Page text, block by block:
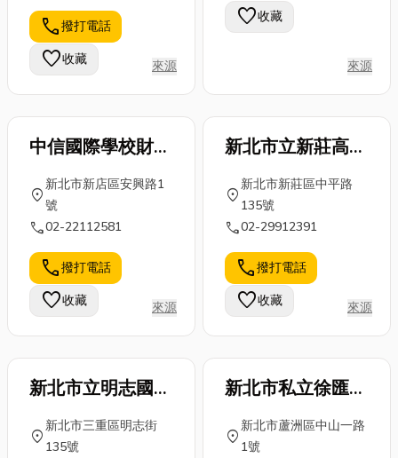
為家選出最適
合的鋁窗規
劃，打造舒適
明...
類的油漆具有
能，...
要點，讓您的
校即社會」的基本認
知，學生除了考試升學
外，沒有了快樂的童
理念，亟思創辦一所學
在沒有升學的壓力之下
可以快樂的學習，釐清
此一理念分述四項，特
點如下： 1.實驗： 本
校將成為一所從幼稚園
到小學、國中、高中一
貫教育新知課程實驗的
學校。 2.雙語： 本校
將為雙語實驗學校，幼
稚園採全美語教學，小
雙語教學，而國中與高
中將再導入第二或第三
call撥打電話
favorite收藏 來源
favorite收藏
來源
中信國際學校財團
法人新北市私立中
信高級中等學校
location_on
新北市新店區安興路1
號
call02-22112581
call撥打電話
favorite收藏 來源
新北市立新莊高級
中學
location_on
新北市新莊區中平路
135號
call02-29912391
call撥打電話
favorite收藏 來源
新北市立明志國民
中學校長室
location_on
新北市三重區明志街
135號
新北市私立徐匯高
級中學
location_on
新北市蘆洲區中山一路
1號